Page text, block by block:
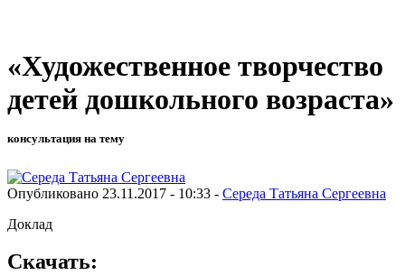
«Художественное творчество
детей дошкольного возраста»
консультация на тему
Опубликовано 23.11.2017 - 10:33 - Середа Татьяна Сергеевна
Доклад
Скачать: